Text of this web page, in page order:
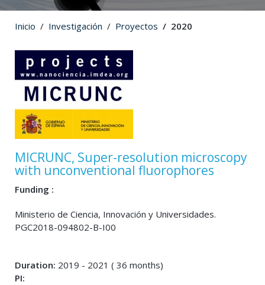
Inicio Investigación Proyectos 2020
MICRUNC, Super-resolution microscopy
with unconventional fluorophores
Funding :
Ministerio de Ciencia, Innovación y Universidades.
PGC2018-094802-B-I00
Duration: 2019 - 2021 ( 36 months)
PI: